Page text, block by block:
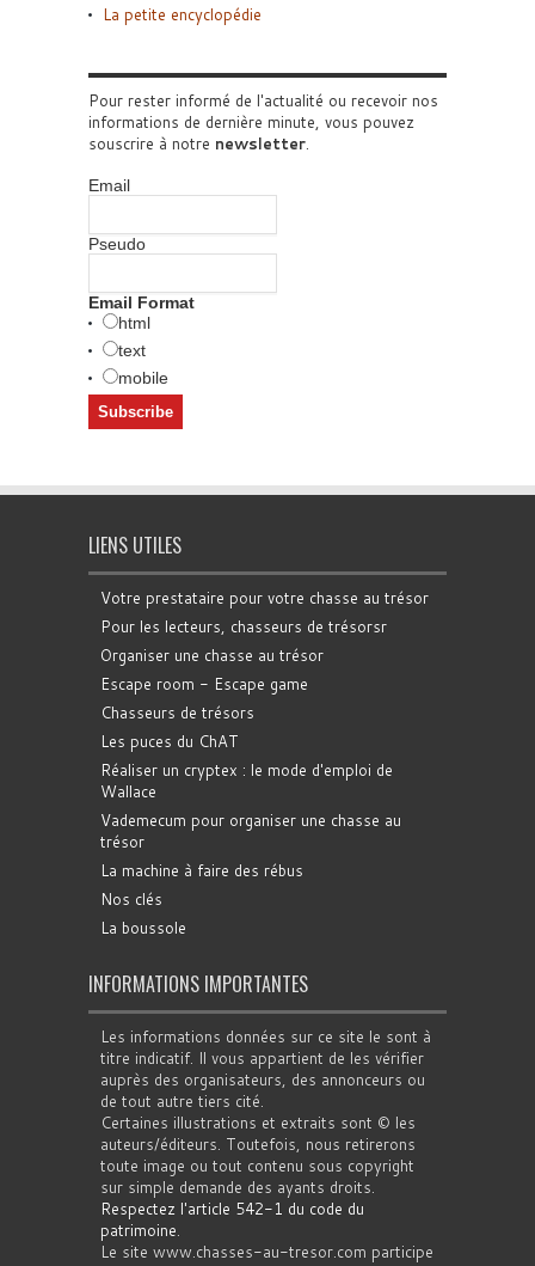
La petite encyclopédie
Pour rester informé de l'actualité ou recevoir nos
informations de dernière minute, vous pouvez
souscrire à notre newsletter.
Email
Pseudo
Email Format
html
text
mobile
LIENS UTILES
Votre prestataire pour votre chasse au trésor
Pour les lecteurs, chasseurs de trésorsr
Organiser une chasse au trésor
Escape room - Escape game
Chasseurs de trésors
Les puces du ChAT
Réaliser un cryptex : le mode d'emploi de
Wallace
Vademecum pour organiser une chasse au
trésor
La machine à faire des rébus
Nos clés
La boussole
INFORMATIONS IMPORTANTES
Les informations données sur ce site le sont à
titre indicatif. Il vous appartient de les vérifier
auprès des organisateurs, des annonceurs ou
de tout autre tiers cité.
Certaines illustrations et extraits sont © les
auteurs/éditeurs. Toutefois, nous retirerons
toute image ou tout contenu sous copyright
sur simple demande des ayants droits.
Respectez l'article 542-1 du code du
patrimoine.
Le site www.chasses-au-tresor.com participe